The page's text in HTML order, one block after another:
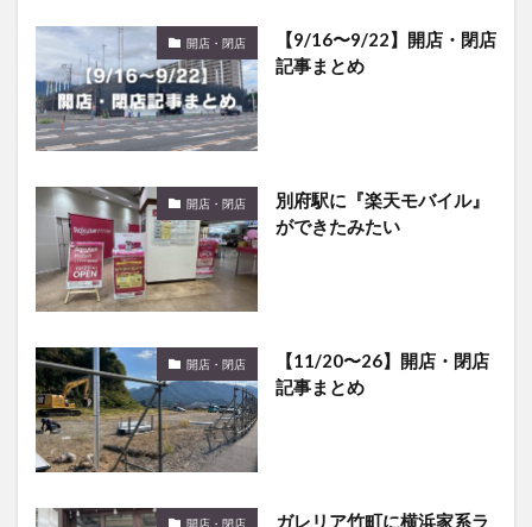
開店・閉店
【9/16〜9/22】開店・閉店
記事まとめ
開店・閉店
別府駅に『楽天モバイル』
ができたみたい
開店・閉店
【11/20〜26】開店・閉店
記事まとめ
開店・閉店
ガレリア竹町に横浜家系ラ